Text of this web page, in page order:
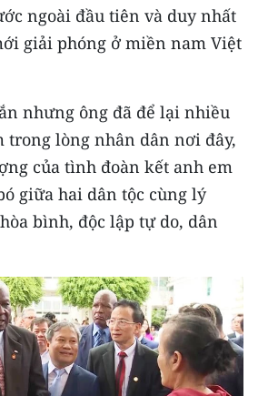
núi phía Bắc
Bộ và Tây
Long
ngoài đầu tiên và duy nhất
giải phóng ở miền nam Việt
nhưng ông đã để lại nhiều
trong lòng nhân dân nơi đây,
của tình đoàn kết anh em
giữa hai dân tộc cùng lý
bình, độc lập tự do, dân